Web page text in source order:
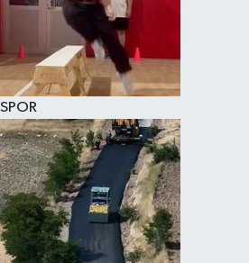
SPOR
KÜLTÜR SANAT
MAGAZİN
SAĞLIK
SİYASET
SPOR